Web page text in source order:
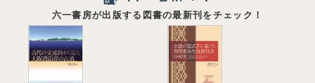
六一書房が出版する図書の最新刊をチェック！